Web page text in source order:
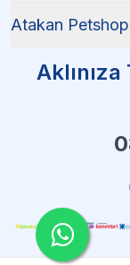
Atakan Petshop